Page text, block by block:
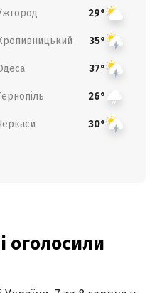
29°
35°
37°
26°
30°
оголосили